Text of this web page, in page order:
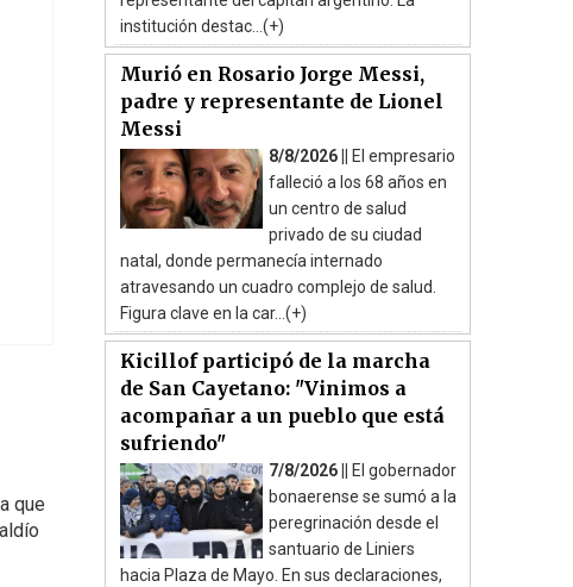
que
institución destac...(+)
Murió en Rosario Jorge Messi,
padre y representante de Lionel
Messi
8/8/2026 ||
El empresario
falleció a los 68 años en
un centro de salud
privado de su ciudad
natal, donde permanecía internado
atravesando un cuadro complejo de salud.
Figura clave en la car...(+)
Kicillof participó de la marcha
de San Cayetano: "Vinimos a
acompañar a un pueblo que está
sufriendo"
7/8/2026 ||
El gobernador
bonaerense se sumó a la
peregrinación desde el
santuario de Liniers
hacia Plaza de Mayo. En sus declaraciones,